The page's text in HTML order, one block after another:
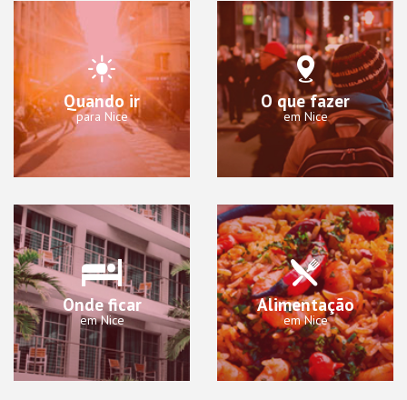
Quando ir
para Nice
O que fazer
em Nice
Onde ficar
em Nice
Alimentação
em Nice